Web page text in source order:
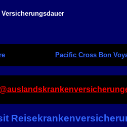
Pacific Cross Bon